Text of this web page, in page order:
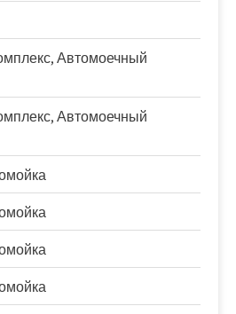
Автомоечный
Автомоечный